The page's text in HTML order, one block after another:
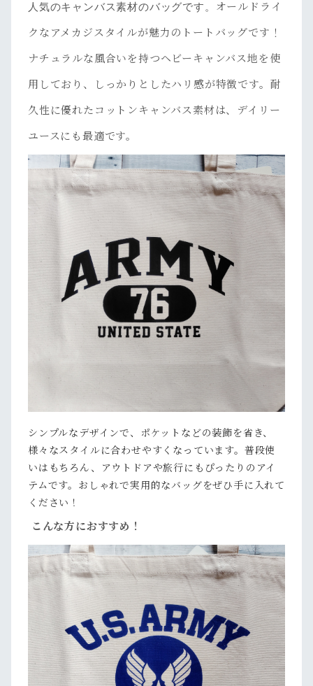
人気のキャンバス素材のバッグです。 オールドライ
クなアメカジスタイルが魅力のトートバッグです！
ナチュラルな風合いを持つヘビーキャンバス地を使
用しており、しっかりとしたハリ感が特徴です。耐
久性に優れたコットンキャンバス素材は、デイリー
ユースにも最適です。
シンプルなデザインで、ポケットなどの装飾を省き、
様々なスタイルに合わせやすくなっています。普段使
いはもちろん、アウトドアや旅行にもぴったりのアイ
テムです。おしゃれで実用的なバッグをぜひ手に入れて
ください！
こんな方におすすめ！